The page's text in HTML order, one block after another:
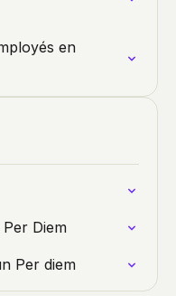
en
Diem
Per diem